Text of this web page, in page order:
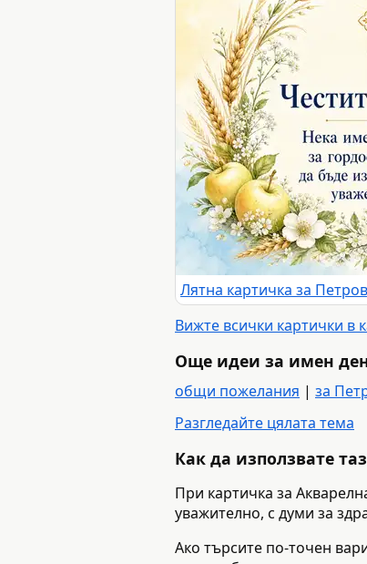
Вижте всички картички в
Още идеи за имен
общи пожелания | за
Разгледайте цялата тема
Как да използвате
При картичка за
уважително, с думи за
Ако търсите по-точен